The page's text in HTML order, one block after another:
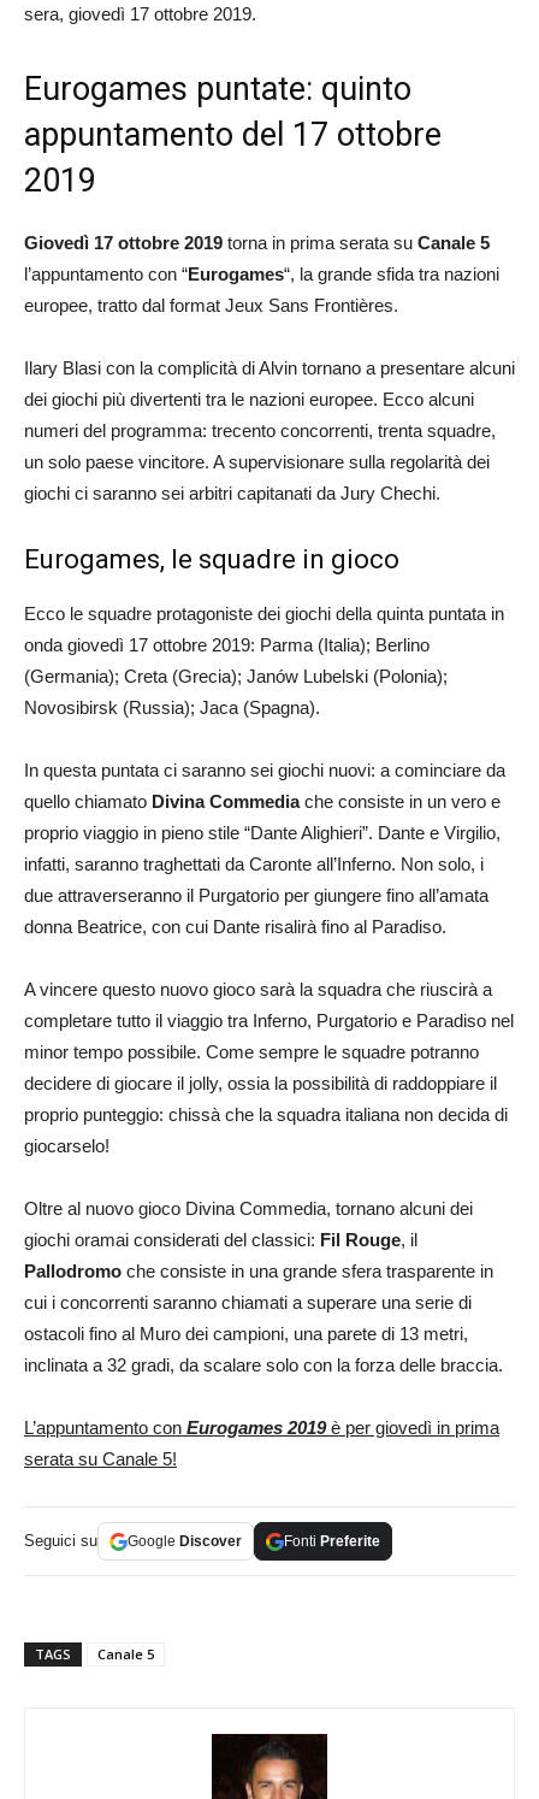
sera, giovedì 17 ottobre 2019.
Eurogames puntate: quinto
appuntamento del 17 ottobre
2019
Giovedì 17 ottobre 2019 torna in prima serata su Canale 5
l’appuntamento con “Eurogames“, la grande sfida tra nazioni
europee, tratto dal format Jeux Sans Frontières.
Ilary Blasi con la complicità di Alvin tornano a presentare alcuni
dei giochi più divertenti tra le nazioni europee. Ecco alcuni
numeri del programma: trecento concorrenti, trenta squadre,
un solo paese vincitore. A supervisionare sulla regolarità dei
giochi ci saranno sei arbitri capitanati da Jury Chechi.
Eurogames, le squadre in gioco
Ecco le squadre protagoniste dei giochi della quinta puntata in
onda giovedì 17 ottobre 2019: Parma (Italia); Berlino
(Germania); Creta (Grecia); Janów Lubelski (Polonia);
Novosibirsk (Russia); Jaca (Spagna).
In questa puntata ci saranno sei giochi nuovi: a cominciare da
quello chiamato Divina Commediache consiste in un vero e
proprio viaggio in pieno stile “Dante Alighieri”. Dante e Virgilio,
infatti, saranno traghettati da Caronte all’Inferno. Non solo, i
due attraverseranno il Purgatorio per giungere fino all’amata
donna Beatrice, con cui Dante risalirà fino al Paradiso.
A vincere questo nuovo gioco sarà la squadra che riuscirà a
completare tutto il viaggio tra Inferno, Purgatorio e Paradiso nel
minor tempo possibile. Come sempre le squadre potranno
decidere di giocare il jolly, ossia la possibilità di raddoppiare il
proprio punteggio: chissà che la squadra italiana non decida di
giocarselo!
Oltre al nuovo gioco Divina Commedia, tornano alcuni dei
giochi oramai considerati del classici: Fil Rouge, il
Pallodromo che consiste in una grande sfera trasparente in
cui i concorrenti saranno chiamati a superare una serie di
ostacoli fino al Muro dei campioni, una parete di 13 metri,
inclinata a 32 gradi, da scalare solo con la forza delle braccia.
L’appuntamento con Eurogames 2019è per giovedì in prima
serata su Canale 5!
Seguici su Google Discover Fonti Preferite
TAGS Canale 5